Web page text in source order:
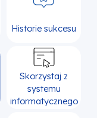
Historie sukcesu
Skorzystaj z
systemu
informatycznego